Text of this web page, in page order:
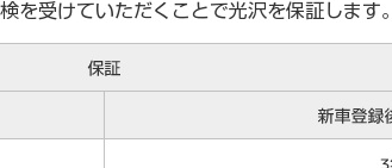
を受けていただくことで光沢を保証します。